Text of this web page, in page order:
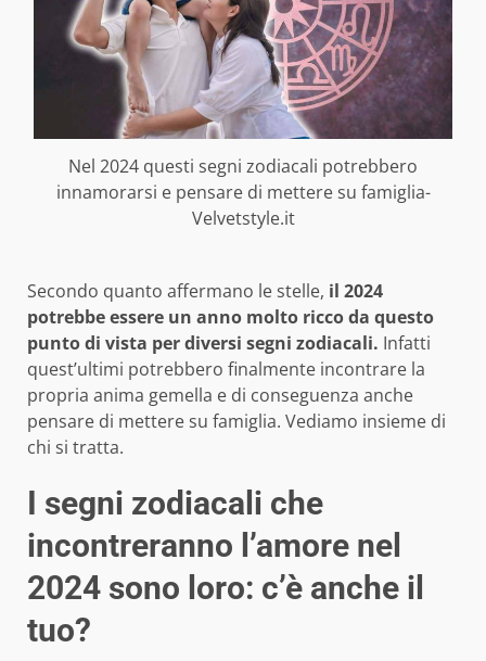
Nel 2024 questi segni zodiacali potrebbero
innamorarsi e pensare di mettere su famiglia-
Velvetstyle.it
Secondo quanto affermano le stelle, il 2024
potrebbe essere un anno molto ricco da questo
punto di vista per diversi segni zodiacali. Infatti
quest’ultimi potrebbero finalmente incontrare la
propria anima gemella e di conseguenza anche
pensare di mettere su famiglia. Vediamo insieme di
chi si tratta.
I segni zodiacali che
incontreranno l’amore nel
2024 sono loro: c’è anche il
tuo?